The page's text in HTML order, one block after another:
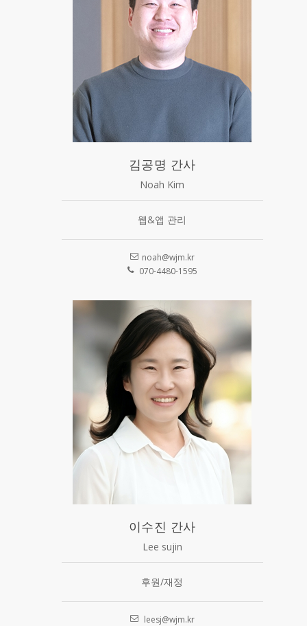
김공명 간사
Noah Kim
웹&앱 관리
noah@wjm.kr
070-4480-1595
이수진 간사
Lee sujin
후원/재정
leesj@wjm.kr